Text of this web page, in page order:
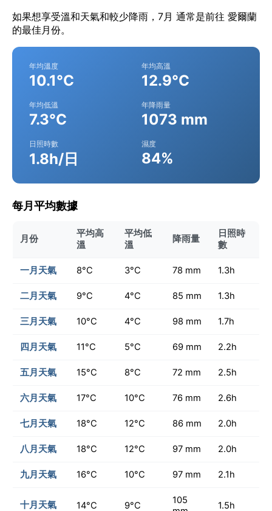
如果想享受溫和天氣和較少降雨，7月 通常是前往 愛爾蘭
的最佳月份。
年均溫度
10.1°C
年均高溫
12.9°C
年均低溫
7.3°C
年降雨量
1073 mm
日照時數
1.8h/日
濕度
84%
每月平均數據
月份
平均高
溫
平均低
溫
降雨量
日照時
數
一月天氣 8°C 3°C 78 mm 1.3h
二月天氣 9°C 4°C 85 mm 1.3h
三月天氣 10°C 4°C 98 mm 1.7h
四月天氣 11°C 5°C 69 mm 2.2h
五月天氣 15°C 8°C 72 mm 2.5h
六月天氣 17°C 10°C 76 mm 2.6h
七月天氣 18°C 12°C 86 mm 2.0h
八月天氣 18°C 12°C 97 mm 2.0h
九月天氣 16°C 10°C 97 mm 2.1h
十月天氣 14°C 9°C
105
1.5h